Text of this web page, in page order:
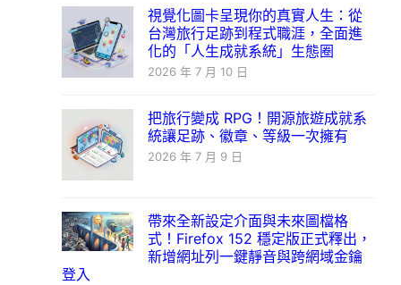
視覺化圖卡呈現你的真實人生：從
台灣旅行足跡到程式職涯，全面進
化的「人生成就系統」生態圈
2026 年 7 月 10 日
把旅行變成 RPG！開源旅遊成就系
統讓足跡、徽章、等級一次擁有
2026 年 7 月 9 日
帶來全新設定介面與未來圖檔格
式！Firefox 152 穩定版正式釋出，
新增網址列一鍵靜音與跨網域金鑰
登入